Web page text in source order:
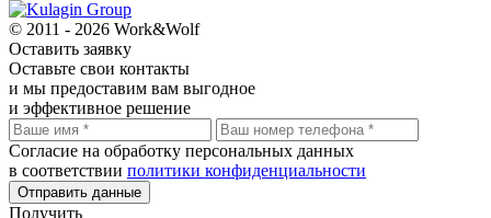
© 2011 - 2026 Work&Wolf
Оставить заявку
Оставьте свои контакты
и мы предоставим вам выгодное
и эффективное решение
Согласие на обработку персональных данных
в соответствии политики конфиденциальности
Отправить данные
Получить